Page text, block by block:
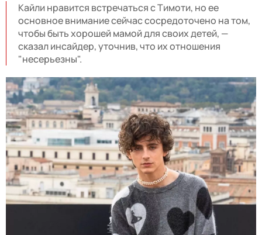
Кайли нравится встречаться с Тимоти, но ее
основное внимание сейчас сосредоточено на том,
чтобы быть хорошей мамой для своих детей, —
сказал инсайдер, уточнив, что их отношения
"несерьезны".